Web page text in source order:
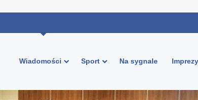
Wiadomości Sport Na sygnale Imprezy